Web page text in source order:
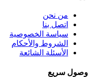
من نحن
اتصل بنا
سياسة الخصوصية
الشروط والأحكام
الأسئلة الشائعة
وصول سريع